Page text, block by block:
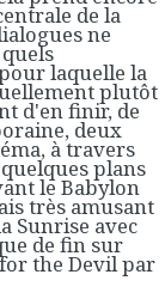
de la
ne
laquelle la
plutôt
d'en finir, de
deux
à travers
plans
le Babylon
très amusant
Sunrise avec
de fin sur
the Devil par